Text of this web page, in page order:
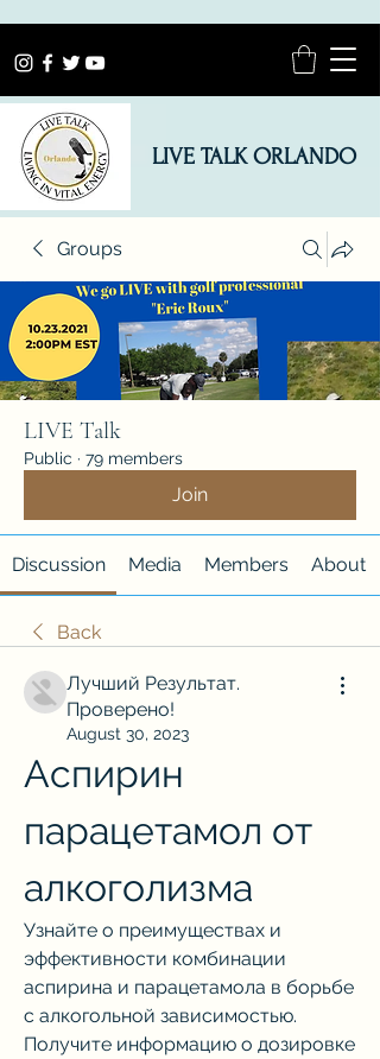
LIVE TALK ORLANDO
Groups
LIVE Talk
Public · 79 members
Join
Discussion Media Members About
Back
Лучший Результат.
Проверено!
August 30, 2023
Аспирин
парацетамол от
алкоголизма
Узнайте о преимуществах и
эффективности комбинации
аспирина и парацетамола в борьбе
с алкогольной зависимостью.
Получите информацию о дозировке